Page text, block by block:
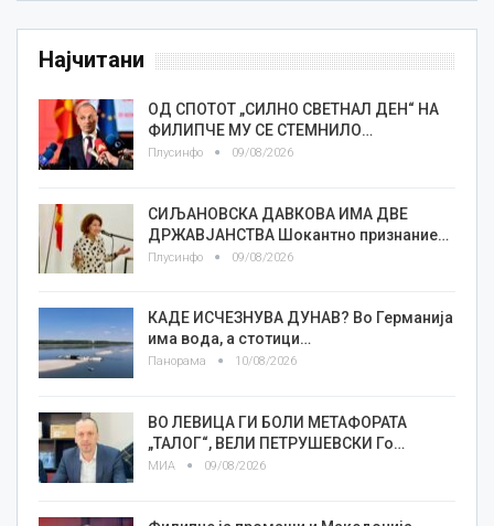
Најчитани
ОД СПОТОТ „СИЛНО СВЕТНАЛ ДЕН“ НА
ФИЛИПЧЕ МУ СЕ СТЕМНИЛО…
Плусинфо 09/08/2026
СИЉАНОВСКА ДАВКОВА ИМА ДВЕ
ДРЖАВЈАНСТВА Шокантно признание…
Плусинфо 09/08/2026
КАДЕ ИСЧЕЗНУВА ДУНАВ? Во Германија
има вода, а стотици…
Панорама 10/08/2026
ВО ЛЕВИЦА ГИ БОЛИ МЕТАФОРАТА
„ТАЛОГ“, ВЕЛИ ПЕТРУШЕВСКИ Го…
МИА 09/08/2026